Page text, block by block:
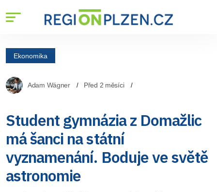
Ekonomika
Adam Wágner Před 2 měsíci
Student gymnázia z Domažlic
má šanci na státní
vyznamenání. Boduje ve světě
astronomie